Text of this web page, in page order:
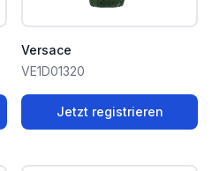
Versace
VE1D01320
Jetzt registrieren